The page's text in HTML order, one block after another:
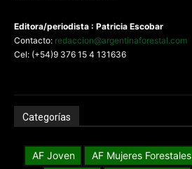
Editora/periodista : Patricia Escobar
Contacto: redaccion@argentinaforestal.com
Cel: (+54)9 376 15 4 131636
Categorías
AF Joven AF Mujeres Forestales